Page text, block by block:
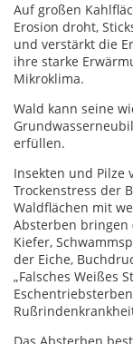
Auf großen
Erosion droht,
und verstärkt die
ihre starke
Mikroklima.
Wald kann seine
erfüllen.
Insekten und Pilze
Trockenstress der
Waldflächen mit
Absterben bringen
Kiefer,
der Eiche,
„Falsches Weißes